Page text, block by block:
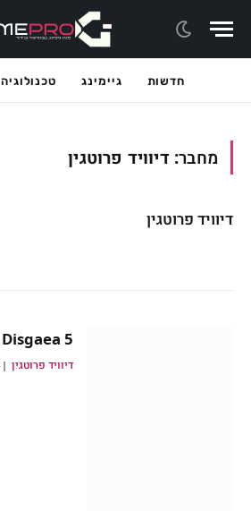
חדשות גיימינג טכנולוגיה
מחבר: דיוויד פרוטגין
דיוויד פרוטגין
Disgaea 5 מקבל טריילר חדש
דיוויד פרוטגין